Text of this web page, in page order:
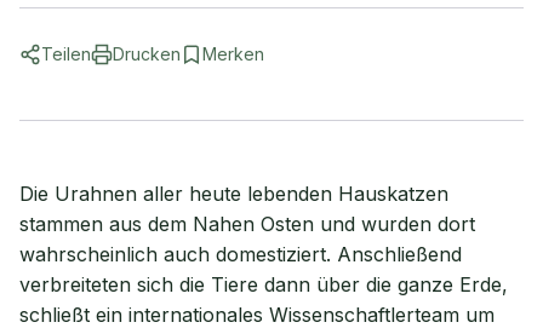
Teilen Drucken Merken
Die Urahnen aller heute lebenden Hauskatzen
stammen aus dem Nahen Osten und wurden dort
wahrscheinlich auch domestiziert. Anschließend
verbreiteten sich die Tiere dann über die ganze Erde,
schließt ein internationales Wissenschaftlerteam um